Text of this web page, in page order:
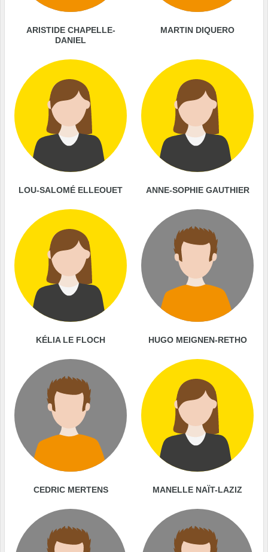
ARISTIDE CHAPELLE-
DANIEL
MARTIN DIQUERO
LOU-SALOMÉ ELLEOUET ANNE-SOPHIE GAUTHIER
KÉLIA LE FLOCH HUGO MEIGNEN-RETHO
CEDRIC MERTENS MANELLE NAÏT-LAZIZ